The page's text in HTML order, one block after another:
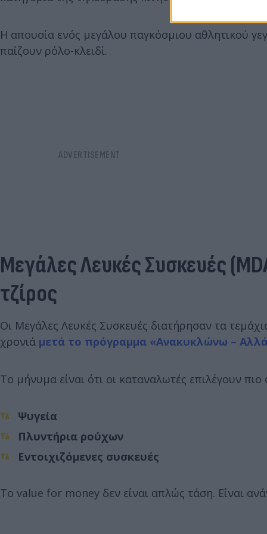
Η απουσία ενός μεγάλου παγκόσμιου αθλητικού
παίζουν ρόλο-κλειδί.
Μεγάλες Λευκές Συσκευές
τζίρος
Οι Μεγάλες Λευκές Συσκευές διατήρησαν τα
χρονιά μετά το πρόγραμμα «Ανακυκλώνω –
Το μήνυμα είναι ότι οι καταναλωτές επιλέγουν
Ψυγεία
Πλυντήρια ρούχων
Εντοιχιζόμενες συσκευές
Το value for money δεν είναι απλώς τάση. Είναι